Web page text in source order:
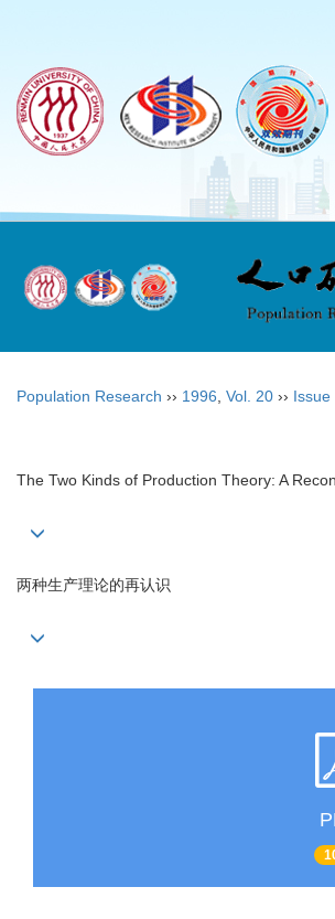
Population Research ›› 1996 Vol. 20 ›› Issue
The Two Kinds of Production Theory: A
两种生产理论的再认识